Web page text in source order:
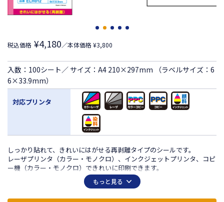
税込価格 ¥4,180／本体価格 ¥3,800
入数：100シート／ サイズ：A4 210×297mm （ラベルサイズ：6
6×33.9mm）
対応プリンタ
しっかり貼れて、きれいにはがせる再剥離タイプのシールです。
レーザプリンタ（カラー・モノクロ）、インクジェットプリンタ、コピ
ー機（カラー・モノクロ）できれいに印刷できます。
入庫ラベル、宛名ラベル、商品ラベル、生産者ラベルなどに便利なサイ
もっと見る